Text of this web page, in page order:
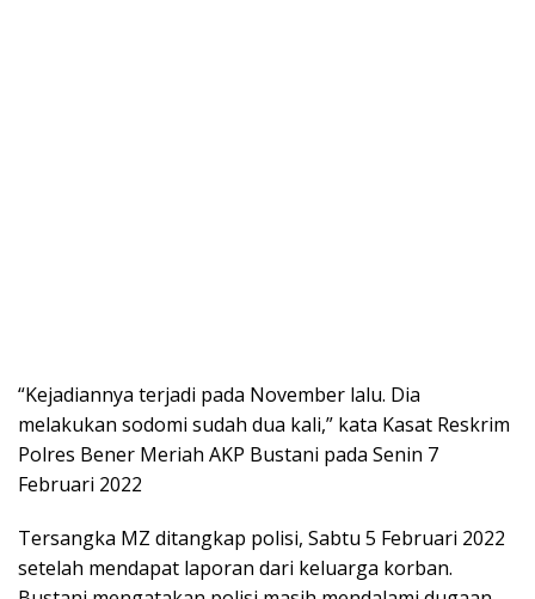
“Kejadiannya terjadi pada November lalu. Dia
melakukan sodomi sudah dua kali,” kata Kasat Reskrim
Polres Bener Meriah AKP Bustani pada Senin 7
Februari 2022
Tersangka MZ ditangkap polisi, Sabtu 5 Februari 2022
setelah mendapat laporan dari keluarga korban.